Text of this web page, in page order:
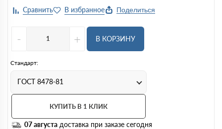
Поделиться
- + В КОРЗИНУ
Стандарт:
ГОСТ 8478-81
КУПИТЬ В 1 КЛИК
07 августа доставка при заказе сегодня